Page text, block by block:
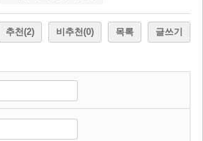
추천(2) 비추천(0) 목록 글쓰기